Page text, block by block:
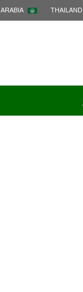
THAILAND
ARABIA